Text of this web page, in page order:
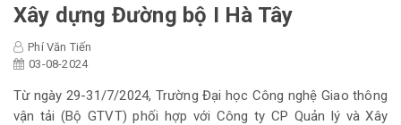
Xây dựng Đường bộ I Hà Tây
Phí Văn Tiến
03-08-2024
Từ ngày 29-31/7/2024, Trường Đại học Công nghệ Giao thông
vận tải (Bộ GTVT) phối hợp với Công ty CP Quản lý và Xây